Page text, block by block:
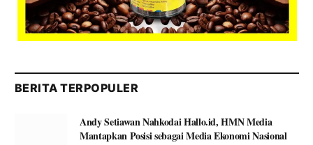
BERITA TERPOPULER
Andy Setiawan Nahkodai Hallo.id, HMN Media
Mantapkan Posisi sebagai Media Ekonomi Nasional